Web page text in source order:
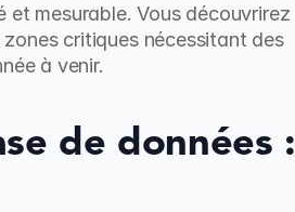
mesurable. Vous découvrirez
critiques nécessitant des
à venir.
de données :